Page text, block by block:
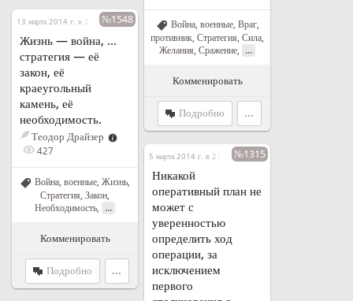
Война, военные, Враг,
противник Стратегия Сила
Желания Сражение ...
Комменировать
Подробно ...
13 марта 2014 г. в 21:47№1548
Жизнь — война, ...
стратегия — её
закон, её
краеугольный
камень, её
необходимость.
Теодор Драйзер
427
Война, военные, Жизнь,
Стратегия Закон
Необходимость
...
Комменировать
Подробно ...
5 марта 2014 г. в 21:42 №1315
Никакой
оперативный план не
может с
уверенностью
определить ход
операции, за
исключением
первого